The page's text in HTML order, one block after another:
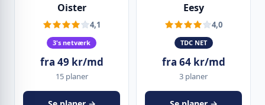
Oister
4,1
3's netværk
fra 49 kr/md
15 planer
Eesy
4,0
TDC NET
fra 64 kr/md
3 planer